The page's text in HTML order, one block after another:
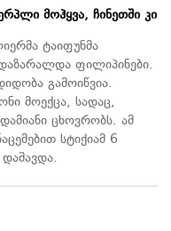
მოჰყვა, ჩინეთში კი
ტაიფუნმა
ფილიპინები.
გამოიწვია.
მოექცა, სადაც,
ცხოვრობს. ამ
სტიქიამ 6